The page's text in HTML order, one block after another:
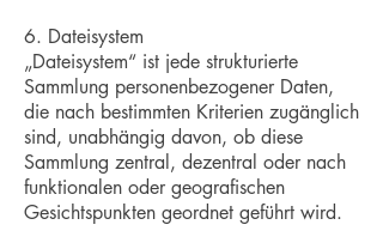
6. Dateisystem
„Dateisystem“ ist jede strukturierte
Sammlung personenbezogener Daten,
die nach bestimmten Kriterien zugänglich
sind, unabhängig davon, ob diese
Sammlung zentral, dezentral oder nach
funktionalen oder geografischen
Gesichtspunkten geordnet geführt wird.